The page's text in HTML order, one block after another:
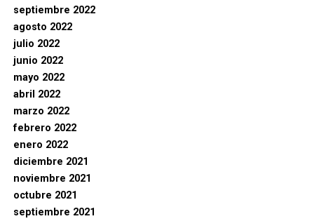
septiembre 2022
agosto 2022
julio 2022
junio 2022
mayo 2022
abril 2022
marzo 2022
febrero 2022
enero 2022
diciembre 2021
noviembre 2021
octubre 2021
septiembre 2021